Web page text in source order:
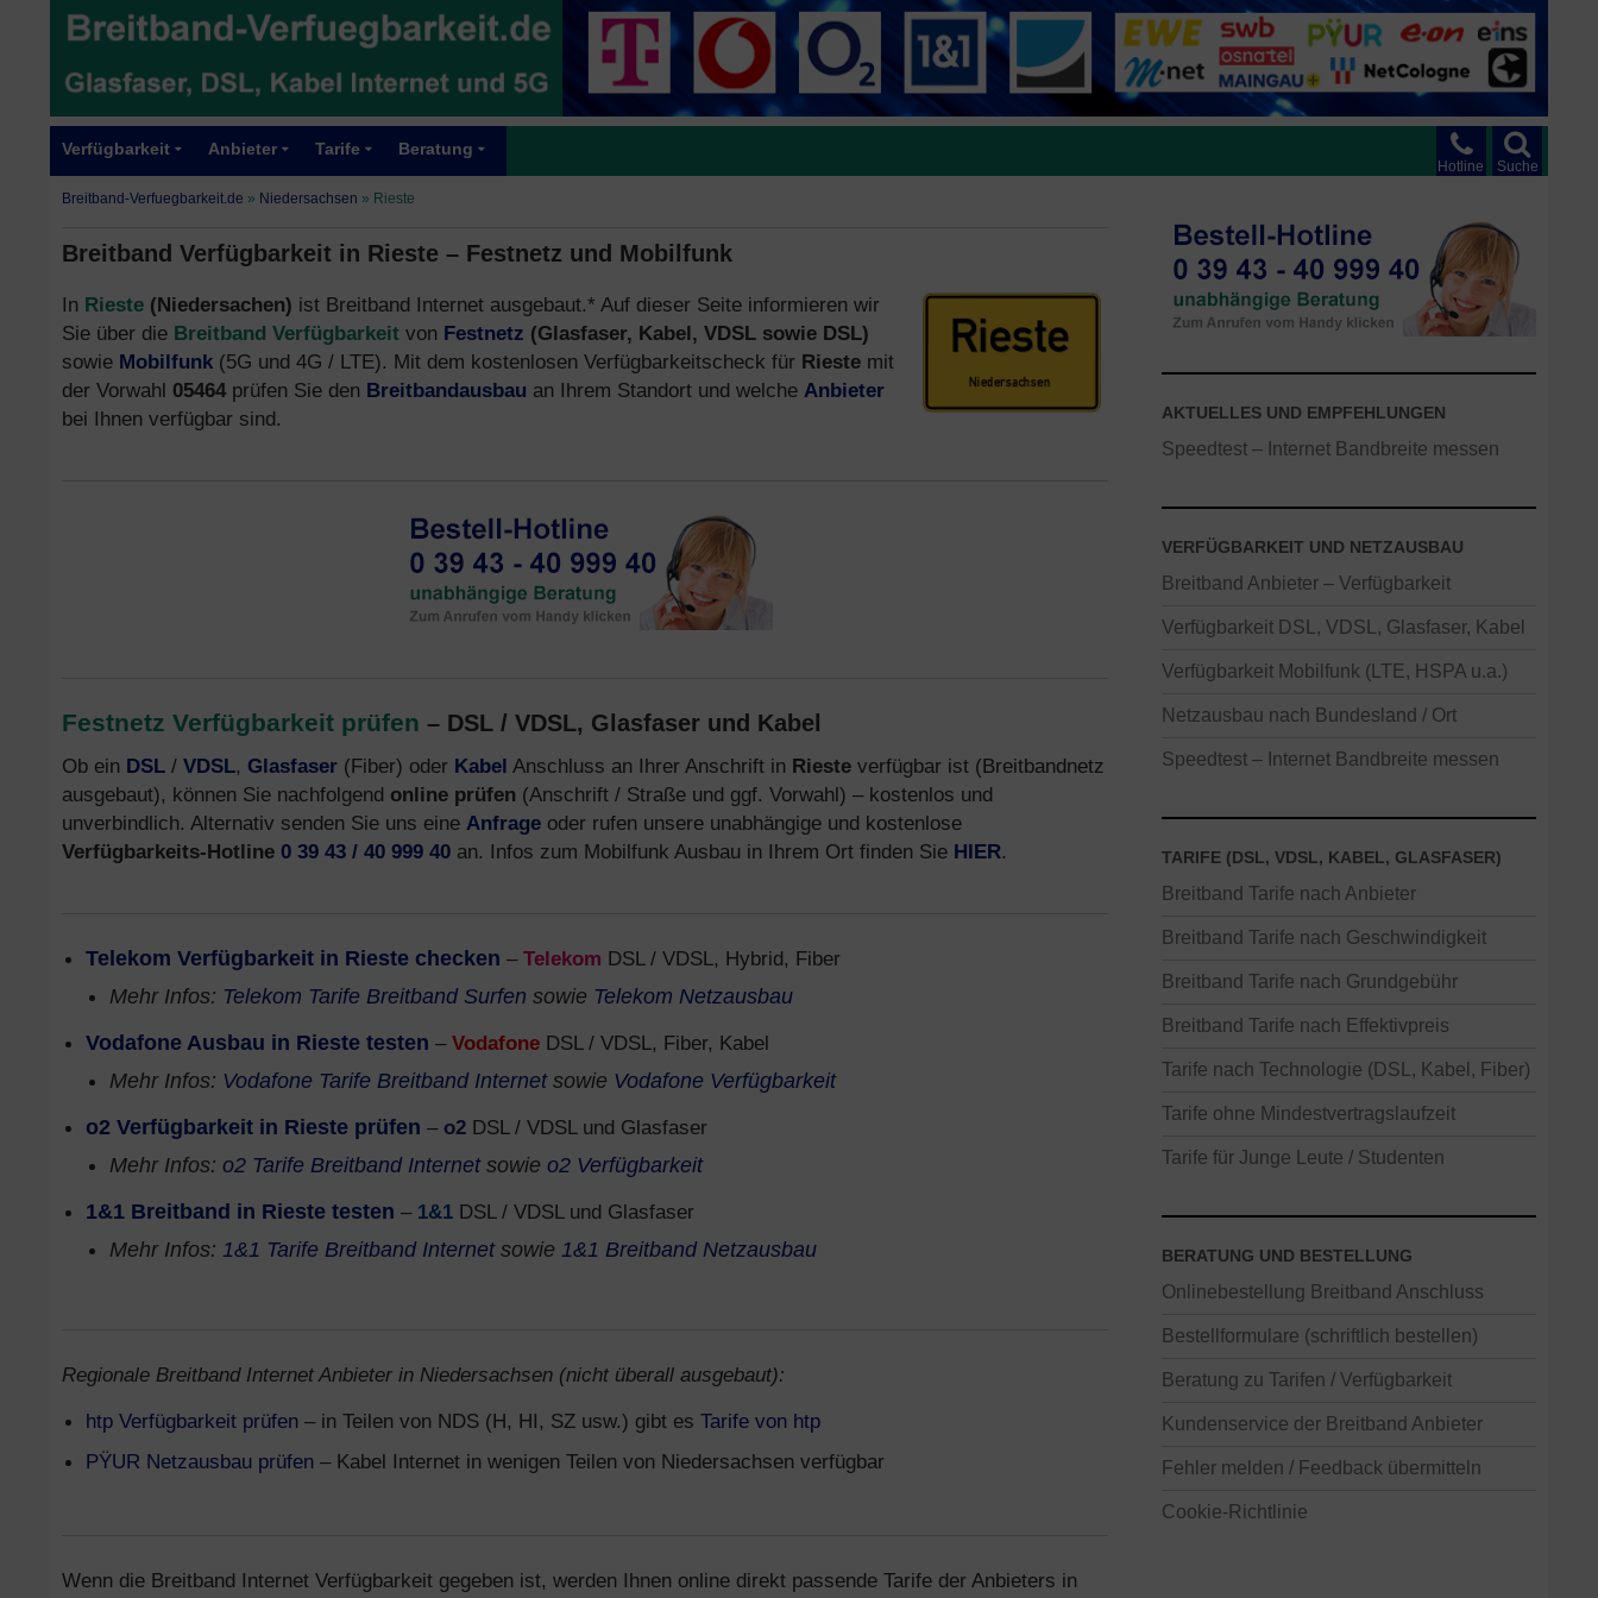
Suche
Hotline
Verfügbarkeit Anbieter Tarife Beratung
Breitband-Verfuegbarkeit.de » Niedersachsen » Rieste
Breitband Verfügbarkeit in Rieste – Festnetz und Mobilfunk
In Rieste (Niedersachen) ist Breitband Internet ausgebaut.* Auf dieser Seite informieren wir
Sie über die Breitband Verfügbarkeit von Festnetz (Glasfaser, Kabel, VDSL sowie DSL)
sowie Mobilfunk (5G und 4G / LTE). Mit dem kostenlosen Verfügbarkeitscheck für Rieste mit
der Vorwahl 05464 prüfen Sie den Breitbandausbau an Ihrem Standort und welche Anbieter
bei Ihnen verfügbar sind.
Festnetz Verfügbarkeit prüfen – DSL / VDSL, Glasfaser und Kabel
Ob ein DSL / VDSL, Glasfaser (Fiber) oder Kabel Anschluss an Ihrer Anschrift in Rieste verfügbar ist (Breitbandnetz
ausgebaut), können Sie nachfolgend online prüfen (Anschrift / Straße und ggf. Vorwahl) – kostenlos und
unverbindlich. Alternativ senden Sie uns eine Anfrage oder rufen unsere unabhängige und kostenlose
Verfügbarkeits-Hotline 0 39 43 / 40 999 40 an. Infos zum Mobilfunk Ausbau in Ihrem Ort finden Sie HIER.
Telekom Verfügbarkeit in Rieste checken – Telekom DSL / VDSL, Hybrid, Fiber
Mehr Infos: Telekom Tarife Breitband Surfen sowie Telekom Netzausbau
Vodafone Ausbau in Rieste testen – Vodafone DSL / VDSL, Fiber, Kabel
Mehr Infos: Vodafone Tarife Breitband Internetsowie Vodafone Verfügbarkeit
o2 Verfügbarkeit in Rieste prüfen – o2 DSL / VDSL und Glasfaser
Mehr Infos: o2 Tarife Breitband Internetsowie o2 Verfügbarkeit
1&1 Breitband in Rieste testen – 1&1 DSL / VDSL und Glasfaser
Mehr Infos: 1&1 Tarife Breitband Internetsowie 1&1 Breitband Netzausbau
Regionale Breitband Internet Anbieter in Niedersachsen (nicht überall ausgebaut):
htp Verfügbarkeit prüfen – in Teilen von NDS (H, HI, SZ usw.) gibt es Tarife von htp
PŸUR Netzausbau prüfen – Kabel Internet in wenigen Teilen von Niedersachsen verfügbar
Wenn die Breitband Internet Verfügbarkeit gegeben ist, werden Ihnen online direkt passende Tarife der Anbieters in
AKTUELLES UND EMPFEHLUNGEN
Speedtest – Internet Bandbreite messen
VERFÜGBARKEIT UND NETZAUSBAU
Breitband Anbieter – Verfügbarkeit
Verfügbarkeit DSL, VDSL, Glasfaser, Kabel
Verfügbarkeit Mobilfunk (LTE, HSPA u.a.)
Netzausbau nach Bundesland / Ort
Speedtest – Internet Bandbreite messen
TARIFE (DSL, VDSL, KABEL, GLASFASER)
Breitband Tarife nach Anbieter
Breitband Tarife nach Geschwindigkeit
Breitband Tarife nach Grundgebühr
Breitband Tarife nach Effektivpreis
Tarife nach Technologie (DSL, Kabel, Fiber)
Tarife ohne Mindestvertragslaufzeit
Tarife für Junge Leute / Studenten
BERATUNG UND BESTELLUNG
Onlinebestellung Breitband Anschluss
Bestellformulare (schriftlich bestellen)
Beratung zu Tarifen / Verfügbarkeit
Kundenservice der Breitband Anbieter
Fehler melden / Feedback übermitteln
Cookie-Richtlinie